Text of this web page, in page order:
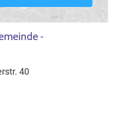
-
40